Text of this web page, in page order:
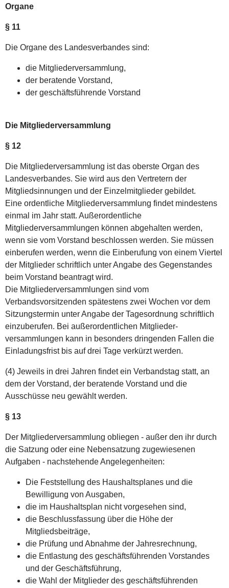
Organe
§ 11
Die Organe des Landesverbandes sind:
die Mitgliederversammlung,
der beratende Vorstand,
der geschäftsführende Vorstand
Die Mitgliederversammlung
§ 12
Die Mitgliederversammlung ist das oberste Organ des
Landesverbandes. Sie wird aus den Vertretern der
Mitgliedsinnungen und der Einzelmitglieder gebildet.
Eine ordentliche Mitgliederversammlung findet mindestens
einmal im Jahr statt. Außerordentliche
Mitgliederversammlungen können abgehalten werden,
wenn sie vom Vorstand beschlossen werden. Sie müssen
einberufen werden, wenn die Einberufung von einem Viertel
der Mitglieder schriftlich unter Angabe des Gegenstandes
beim Vorstand beantragt wird.
Die Mitgliederversammlungen sind vom
Verbandsvorsitzenden spätestens zwei Wochen vor dem
Sitzungstermin unter Angabe der Tagesordnung schriftlich
einzuberufen. Bei außerordentlichen Mitglieder-
versammlungen kann in besonders dringenden Fallen die
Einladungsfrist bis auf drei Tage verkürzt werden.
(4) Jeweils in drei Jahren findet ein Verbandstag statt, an
dem der Vorstand, der beratende Vorstand und die
Ausschüsse neu gewählt werden.
§ 13
Der Mitgliederversammlung obliegen - außer den ihr durch
die Satzung oder eine Nebensatzung zugewiesenen
Aufgaben - nachstehende Angelegenheiten:
Die Feststellung des Haushaltsplanes und die
Bewilligung von Ausgaben,
die im Haushaltsplan nicht vorgesehen sind,
die Beschlussfassung über die Höhe der
Mitgliedsbeiträge,
die Prüfung und Abnahme der Jahresrechnung,
die Entlastung des geschäftsführenden Vorstandes
und der Geschäftsführung,
die Wahl der Mitglieder des geschäftsführenden